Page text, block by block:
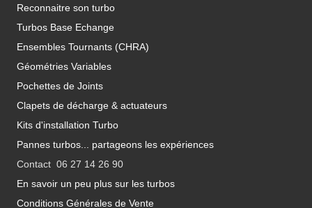
Reconnaitre son turbo
Turbos Base Echange
Ensembles Tournants (CHRA)
Géométries Variables
Pochettes de Joints
Clapets de décharge & actuateurs
Kits d'installation Turbo
Pannes turbos... partageons les expériences
Contact 06 27 14 26 90
En savoir un peu plus sur les turbos
Conditions Générales de Vente